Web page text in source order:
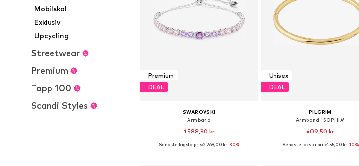
Mobilskal
Exklusiv
Upcycling
Streetwear
Premium
Topp 100
Scandi Styles
Premium
DEAL
SWAROVSKI
Armband
1 588,30 kr
Tillgängliga storlekar: One Size
Senaste lägsta pris:2 269,00 kr-30%
Unisex
DEAL
PILGRIM
Armband 'SOPHIA'
409,50 kr
Tillgängliga storlekar: One Size
Senaste lägsta pris:455,00 kr-10%